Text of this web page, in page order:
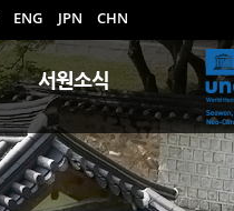
ENG JPN CHN
서원소식